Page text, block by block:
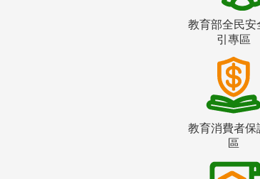
教育部全民安
引專區
教育消費者保
區